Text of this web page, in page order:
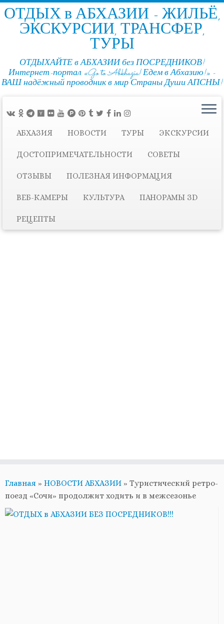
ОТДЫХ в АБХАЗИИ - ЖИЛЬЁ,
ЭКСКУРСИИ, ТРАНСФЕР,
ТУРЫ
ОТДЫХАЙТЕ в АБХАЗИИ без ПОСРЕДНИКОВ!
Интернет-портал «Go to Abkhazia! Едем в Абхазию!» -
ВАШ надёжный проводник в мир Страны Души АПСНЫ!
АБХАЗИЯ НОВОСТИ ТУРЫ ЭКСКУРСИИ
ДОСТОПРИМЕЧАТЕЛЬНОСТИ СОВЕТЫ
ОТЗЫВЫ ПОЛЕЗНАЯ ИНФОРМАЦИЯ
ВЕБ-КАМЕРЫ КУЛЬТУРА ПАНОРАМЫ ЗD
РЕЦЕПТЫ
Главная » НОВОСТИ АБХАЗИИ » Туристический ретро-
поезд «Сочи» продолжит ходить и в межсезонье